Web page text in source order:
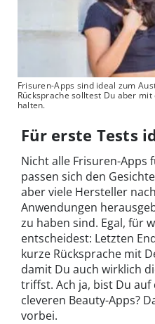
Frisuren-Apps sind ideal zum
Rücksprache solltest Du aber
halten.
Für erste Tests
Nicht alle Frisuren-
passen sich den
aber viele Hersteller
Anwendungen
zu haben sind. Egal, für
entscheidest: Letzten
kurze Rücksprache mit
damit Du auch wirklich
triffst. Ach ja, bist Du
cleveren Beauty-Apps?
vorbei.